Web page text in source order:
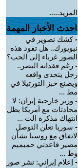
المزيد.....
احدث الأخبار المهمة
-كشك تصوير في
نيويورك.. هل تقود هذه
الصور غرباء إلى الحب؟
- رغم فقدانه البصر..
رجل يتحدى واقعه
ويصنع خبز التورتيلا في
مط ...
- وزير خارجية إيران: لا
محادثات مع أمريكا بظل
انتهاك مذكرة الت ...
- سوريا تعلن التوصل
لاتفاق مع روسيا بشأن
مصير قاعدتي حميميم
وط ...
- إعلام إيراني: نشر صور